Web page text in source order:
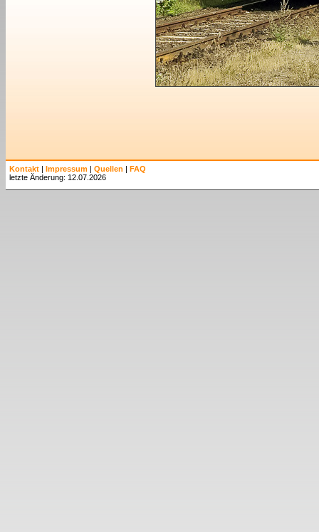
Kontakt | Impressum | Quellen | FAQ
letzte Änderung: 12.07.2026